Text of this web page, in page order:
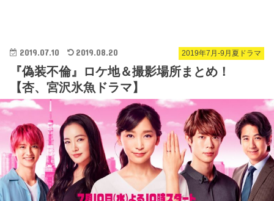
2019年7月-9月夏ドラマ
2019.07.10 2019.08.20
『偽装不倫』ロケ地＆撮影場所まとめ！
【杏、宮沢氷魚ドラマ】